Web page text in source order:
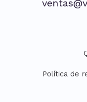
Política de